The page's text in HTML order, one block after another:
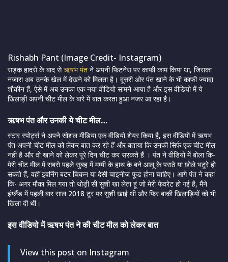
Rishabh Pant (Image Credit- Instagram)
सड़क हादसे के बाद सेऋषभ पंत ने अपनी फिटनेस पर काफी काम किया था, जिसका
नजारा अब उनके खेल में देखने को मिलता है। दूसरी ओर पंत खाने के भी काफी ज्यादा
शौकीन हैं, ऐसे में अब उनका एक नया वीडियो सामने आया है और इस वीडियो में ये
खिलाड़ी अपनी चीट मील के बारे में बात करता हुआ नजर आ रहा है।
ऋषभ पंत और उनकी ये चीट मील…
स्टार स्पोर्ट्स ने अपने सोशल मीडिया एक वीडियो शेयर किया है, इस वीडियो में ऋषभ
पंत अपनी चीट मील को लेकर बात कर रहे हैं और बताया कि उनकी सिर्फ एक चीट मील
नहीं है और वो खाने को लेकर पूरे दिन चीट कर सरकते हैं । पंत ने वीडियो में बोला कि-
मेरी चीट मील में सबसे पहले सुबह में मम्मी के हाथ के बने आलू के पराठे या छोले भटूरे हो
सकते हैं, वहीं इवनिंग बटर चिकन या देसी चाइनीज फूड होना चाहिए। आगे पंत ने कहा
कि- अगर मौका मिल गया तो थोड़ी सी सुशी खा लेता हूं जो मेरी फेवरेट हो गई है, मैंने
इंग्लैंड में पहली बार साल 2018 टूर पर सुशी खाई थी और फिर बाकी खिलाड़ियों को भी
खिला दी थी।
इस वीडियो में ऋषभ पंत ने की चीट मील को लेकर बात
View this post on Instagram